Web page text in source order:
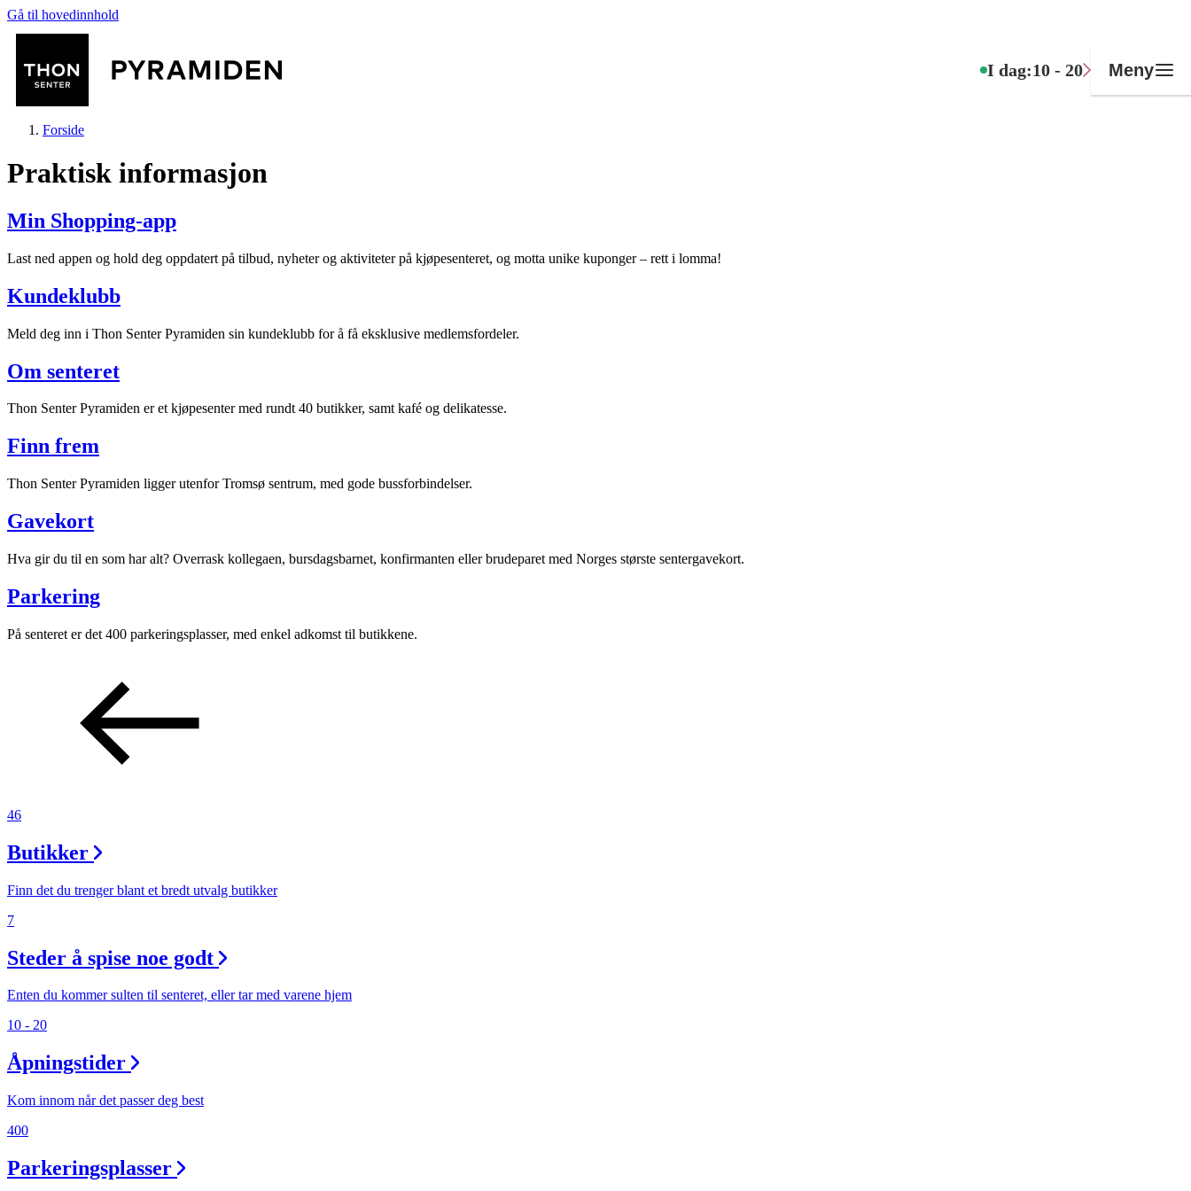
Gå til hovedinnhold
I dag:10 - 20 Meny
Butikker
Mat og drikke
Helse
Tilbud
Inspirasjon
Søk
Åpningstider
Praktisk informasjon
Gavekort
Forside
Praktisk informasjon
Min Shopping-app
Last ned appen og hold deg oppdatert på tilbud, nyheter og aktiviteter på kjøpesenteret, og motta unike kuponger – rett i lomma!
Kundeklubb
Meld deg inn i Thon Senter Pyramiden sin kundeklubb for å få eksklusive medlemsfordeler.
Om senteret
Thon Senter Pyramiden er et kjøpesenter med rundt 40 butikker, samt kafé og delikatesse.
Finn frem
Thon Senter Pyramiden ligger utenfor Tromsø sentrum, med gode bussforbindelser.
Gavekort
Hva gir du til en som har alt? Overrask kollegaen, bursdagsbarnet, konfirmanten eller brudeparet med Norges største sentergavekort.
Parkering
På senteret er det 400 parkeringsplasser, med enkel adkomst til butikkene.
46
Butikker
Finn det du trenger blant et bredt utvalg butikker
7
Steder å spise noe godt
Enten du kommer sulten til senteret, eller tar med varene hjem
10 - 20
Åpningstider
Kom innom når det passer deg best
400
Parkeringsplasser